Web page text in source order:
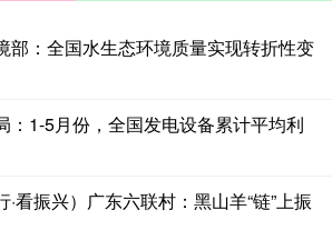
部：全国水生态环境质量实现转折性变
：1-5月份，全国发电设备累计平均利
看振兴）广东六联村：黑山羊“链”上振